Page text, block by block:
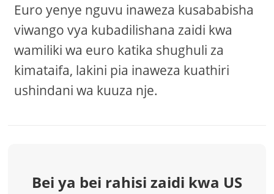
Euro yenye nguvu inaweza kusababisha
viwango vya kubadilishana zaidi kwa
wamiliki wa euro katika shughuli za
kimataifa, lakini pia inaweza kuathiri
ushindani wa kuuza nje.
Bei ya bei rahisi zaidi kwa US